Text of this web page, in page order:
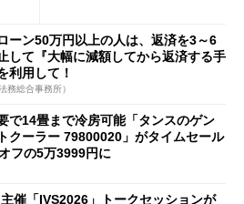
ーン50万円以上の人は、返済を3～6
して『大幅に減額してから返済する手
利用して！
務総合事務所）
で14畳まで冷房可能「タンスのゲン
クーラー 79800020」がタイムセール
フの5万3999円に
催「IVS2026」トークセッションが